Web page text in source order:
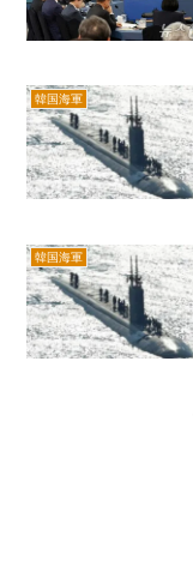
韓国海軍
韓国海軍